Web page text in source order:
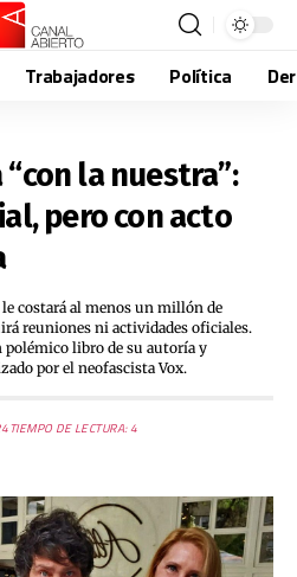
Trabajadores Política
la nuestra”:
pero con acto
costará al menos un millón de
reuniones ni actividades oficiales.
libro de su autoría y
por el neofascista Vox.
TIEMPO DE LECTURA: 4